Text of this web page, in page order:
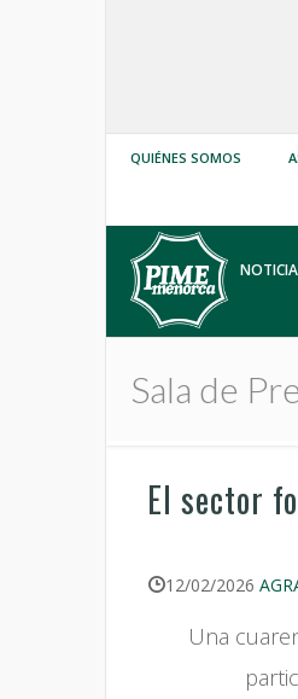
QUIÉNES SOMOS
Sala de
El sector
12/02/2026
Una